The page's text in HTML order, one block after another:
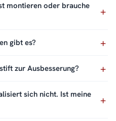
montieren oder brauche
gibt es?
zur Ausbesserung?
sich nicht. Ist meine